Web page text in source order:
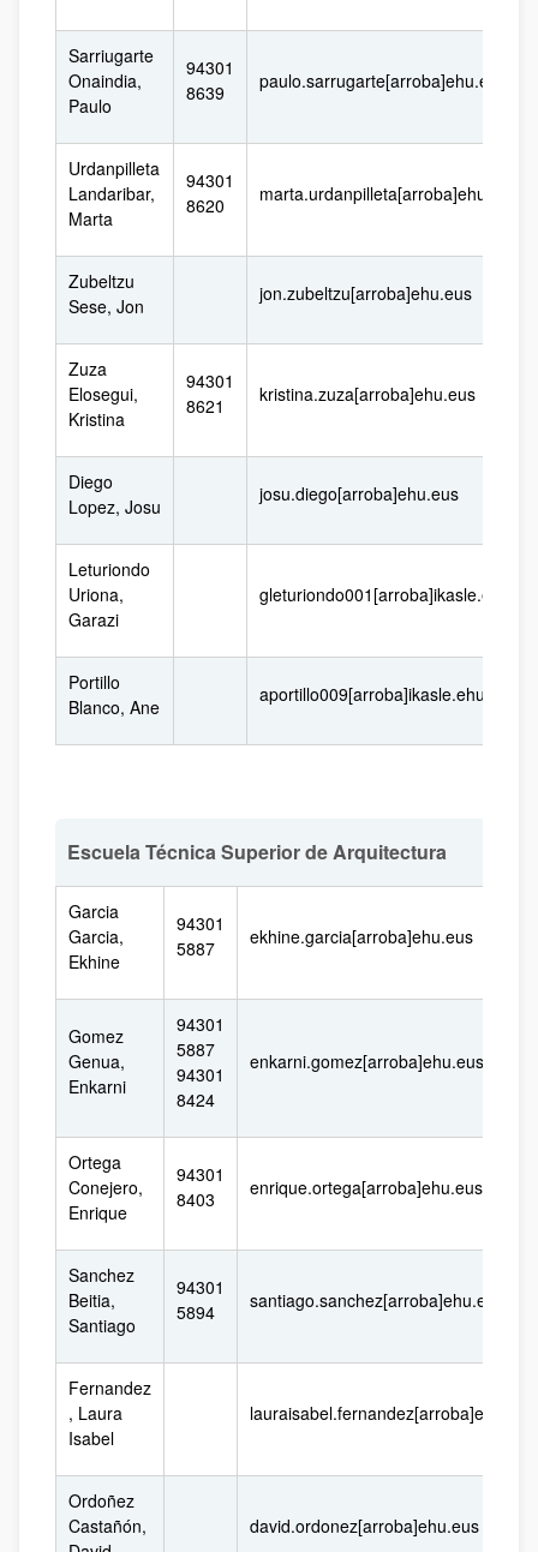
Sarriugarte
Onaindia,
Paulo
94301
8639
paulo.sarrugarte[arroba]ehu.eus
Urdanpilleta
Landaribar,
Marta
94301
8620
marta.urdanpilleta[arroba]ehu.eus
Zubeltzu
Sese, Jon
jon.zubeltzu[arroba]ehu.eus
Zuza
Elosegui,
Kristina
94301
8621
kristina.zuza[arroba]ehu.eus
Diego
Lopez, Josu
josu.diego[arroba]ehu.eus
Leturiondo
Uriona,
Garazi
Portillo
Blanco, Ane
aportillo009[arroba]ikasle.ehu.eus
Escuela Técnica Superior de Arquitectura
Garcia
Garcia,
Ekhine
94301
5887
ekhine.garcia[arroba]ehu.eus
Gomez
Genua,
Enkarni
94301
5887
94301
8424
enkarni.gomez[arroba]ehu.eus
Ortega
Conejero,
Enrique
94301
8403
enrique.ortega[arroba]ehu.eus
Sanchez
Beitia,
Santiago
94301
5894
santiago.sanchez[arroba]ehu.eus
Fernandez
, Laura
Isabel
lauraisabel.fernandez[arroba]ehu.eus
Ordoñez
Castañón,
david.ordonez[arroba]ehu.eus